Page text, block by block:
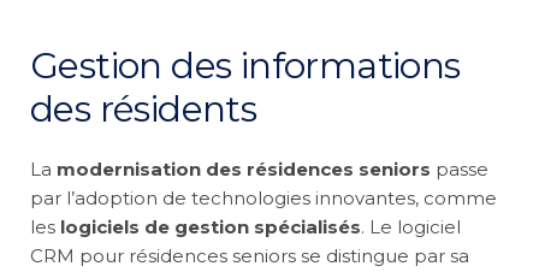
Gestion des informations
des résidents
La modernisation des résidences seniors passe
par l’adoption de technologies innovantes, comme
les logiciels de gestion spécialisés. Le logiciel
CRM pour résidences seniors se distingue par sa